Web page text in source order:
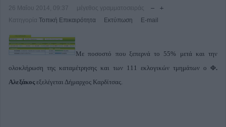
26 Μαΐου 2014, 09:37
μέγεθος γραμματοσειράς
Κατηγορία Τοπική Επικαιρότητα Εκτύπωση E-mail
Με ποσοστό που ξεπερνά το 55% μετά και την
ολοκλήρωση της καταμέτρησης και των 111 εκλογικών τμημάτων ο Φ.
Αλεξάκοςεξελέγεται Δήμαρχος Καρδίτσας.